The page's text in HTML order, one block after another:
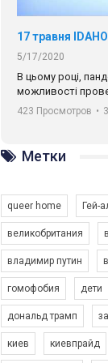
5/17/2020
В цьому році,
можливості
звернення про те,
містах та не
закликаємо всіх
солідарності,
підрозділи ГАУ є
423 Просмотров •
Емоційний та
Метки
queer home Гей-
великобритания
владимир путин
гомофобия дети
дональд трамп
киев киевпрайд